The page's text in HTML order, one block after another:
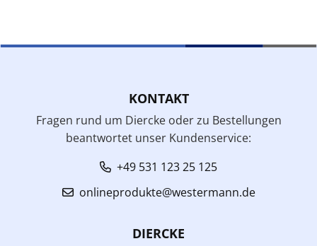
KONTAKT
Fragen rund um Diercke oder zu Bestellungen
beantwortet unser Kundenservice:
+49 531 123 25 125
onlineprodukte@westermann.de
DIERCKE